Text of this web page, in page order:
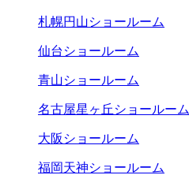
札幌円山ショールーム
仙台ショールーム
青山ショールーム
名古屋星ヶ丘ショールーム
大阪ショールーム
福岡天神ショールーム